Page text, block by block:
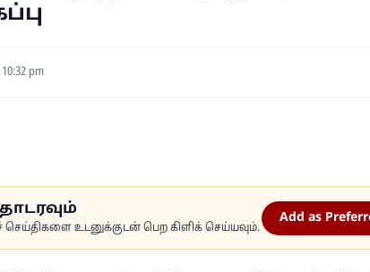
pm
செய்திகளை உடனுக்குடன் பெற கிளிக் செய்யவும்.
Add as